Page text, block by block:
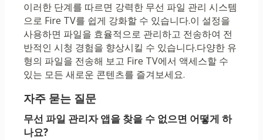
이러한 단계를 따르면 강력한 무선 파일 관리 시스템
으로 Fire TV를 쉽게 강화할 수 있습니다.이 설정을
사용하면 파일을 효율적으로 관리하고 전송하여 전
반적인 시청 경험을 향상시킬 수 있습니다.다양한 유
형의 파일을 전송해 보고 Fire TV에서 액세스할 수
있는 모든 새로운 콘텐츠를 즐겨보세요.
자주 묻는 질문
무선 파일 관리자 앱을 찾을 수 없으면 어떻게 하
나요?